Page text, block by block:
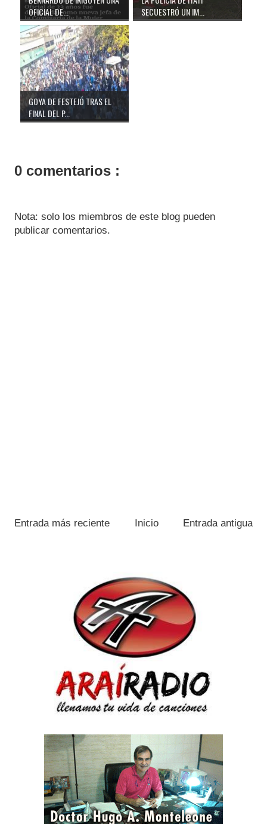
OFICIAL DE...
SECUESTRÓ UN IM...
GOYA DE FESTEJÓ TRAS EL
FINAL DEL P...
0 comentarios :
Nota: solo los miembros de este blog pueden
publicar comentarios.
Entrada más reciente Entrada antigua
Inicio